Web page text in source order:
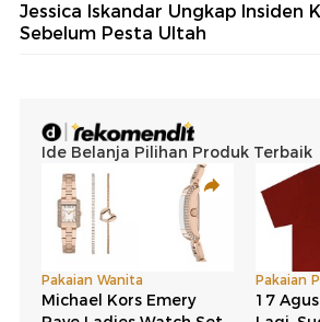
Jessica Iskandar Ungkap Insiden
Sebelum Pesta Ultah